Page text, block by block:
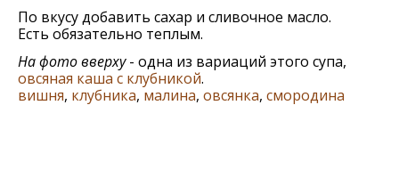
По вкусу добавить сахар и сливочное масло.
Есть обязательно теплым.
На фото вверху- одна из вариаций этого супа,
овсяная каша с клубникой.
вишня, клубника, малина, овсянка, смородина